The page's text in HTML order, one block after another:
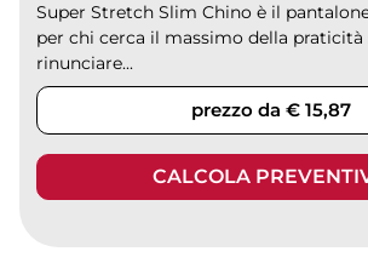
Super Stretch Slim Chino è il
per chi cerca il massimo della praticità
rinunciare...
prezzo da € 15,87
CALCOLA